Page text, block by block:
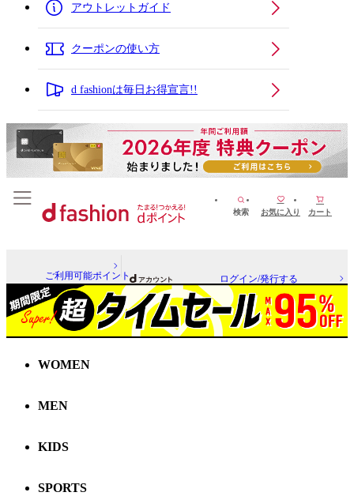
アウトレットガイド
クーポンの使い方
d fashionは毎日お得宣言!!
検索 お気に入り カート
ご利用可能ポイント ログイン/発行する
WOMEN
MEN
KIDS
SPORTS